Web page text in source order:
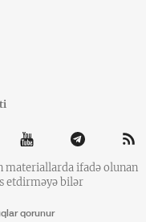
materiallarda ifadə olunan
etdirməyə bilər
qorunur